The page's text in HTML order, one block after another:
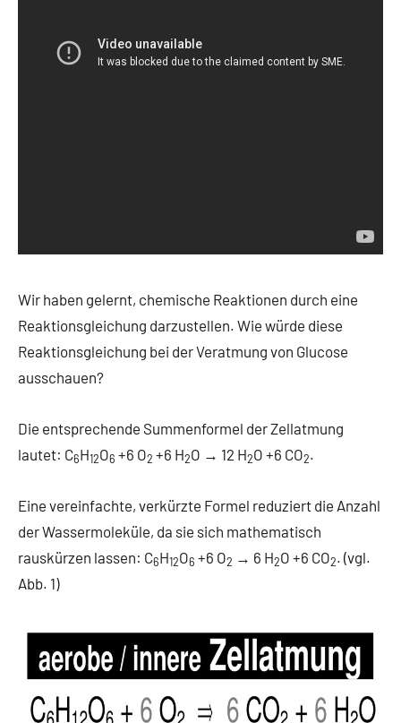
Wir haben gelernt, chemische Reaktionen durch eine
Reaktionsgleichung darzustellen. Wie würde diese
Reaktionsgleichung bei der Veratmung von Glucose
ausschauen?
Die entsprechende Summenformel der Zellatmung
lautet: C6H12O6 +6 O2 +6 H2O → 12 H2O +6 CO2.
Eine vereinfachte, verkürzte Formel reduziert die Anzahl
der Wassermoleküle, da sie sich mathematisch
rauskürzen lassen: C6H12O6 +6 O2 → 6 H2O +6 CO2. (vgl.
Abb. 1)